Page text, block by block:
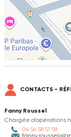
CONTACTS -
Fanny Roussel
Chargée d'opérations
04 56 58 51 58